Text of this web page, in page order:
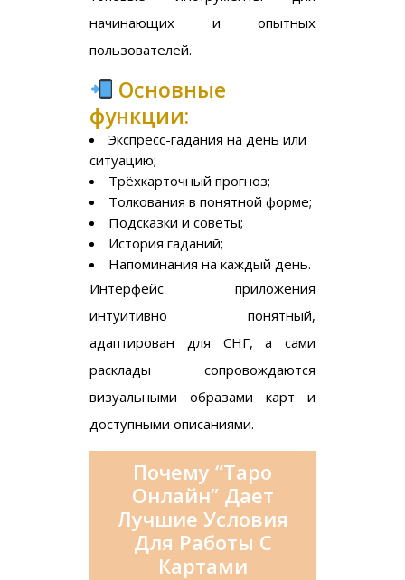
начинающих и опытных
пользователей.
Основные
функции:
Экспресс-гадания на день или
ситуацию;
Трёхкарточный прогноз;
Толкования в понятной форме;
Подсказки и советы;
История гаданий;
Напоминания на каждый день.
Интерфейс приложения
интуитивно понятный,
адаптирован для СНГ, а сами
расклады сопровождаются
визуальными образами карт и
доступными описаниями.
Почему “Таро
Онлайн” Дает
Лучшие Условия
Для Работы С
Картами